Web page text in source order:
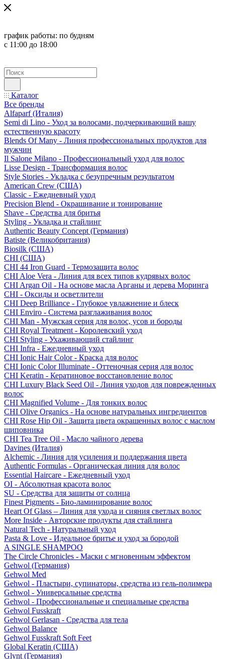
график работы: по будням
с 11:00 до 18:00
Каталог
Все бренды
Alfaparf (Италия)
Semi di Lino - Уход за волосами, подчеркивающий вашу
естественную красоту
Blends Of Many - Линия профессиональных продуктов для
мужчин
Il Salone Milano - Профессиональный уход для волос
Lisse Design - Трансформация волос
Style Stories - Укладка с безупречным результатом
American Crew (США)
Classic - Ежедневный уход
Precision Blend - Окрашивание и тонирование
Shave - Средства для бритья
Styling - Укладка и стайлинг
Authentic Beauty Concept (Германия)
Batiste (Великобритания)
Biosilk (США)
CHI (США)
CHI 44 Iron Guard - Термозащита волос
CHI Aloe Vera - Линия для всех типов кудрявых волос
CHI Argan Oil - На основе масла Арганы и дерева Моринга
CHI - Оксиды и осветлители
CHI Deep Brilliance - Глубокое увлажнение и блеск
CHI Enviro - Система разглаживания волос
CHI Man - Мужская серия для волос, усов и бороды
CHI Royal Treatment - Королевский уход
CHI Styling - Ухаживающий стайлинг
CHI Infra - Ежедневный уход
CHI Ionic Hair Color - Краска для волос
CHI Ionic Color Illuminate - Оттеночная серия для волос
CHI Keratin - Кератиновое восстановление волос
CHI Luxury Black Seed Oil - Линия уходов для поврежденных
волос
CHI Magnified Volume - Для тонких волос
CHI Olive Organics - На основе натуральных ингредиентов
CHI Rose Hip Oil - Защита цвета окрашенных волос с маслом
шиповника
CHI Tea Tree Oil - Масло чайного дерева
Davines (Италия)
Alchemic - Линия для усиления и поддержания цвета
Authentic Formulas - Органическая линия для волос
Essential Haircare - Eжедневный уход
OI - Абсолютная красота волос
SU - Средства для защиты от солнца
Finest Pigments - Био-ламинирование волос
Heart Of Glass – Линия для ухода и сияния светлых волос
More Inside - Авторские продукты для стайлинга
Natural Tech - Натуральный уход
Pasta & Love - Идеальное бритье и уход за бородой
A SINGLE SHAMPOO
The Circle Chronicles - Маски с мгновенным эффектом
Gehwol (Германия)
Gehwol Med
Gehwol - Пластыри, супинаторы, средства из гель-полимера
Gehwol - Универсальные средства
Gehwol - Профессиональные и специальные средства
Gehwol Fusskraft
Gehwol Gerlasan - Средства для тела
Gehwol Balance
Gehwol Fusskraft Soft Feet
Global Keratin (США)
Glynt (Германия)